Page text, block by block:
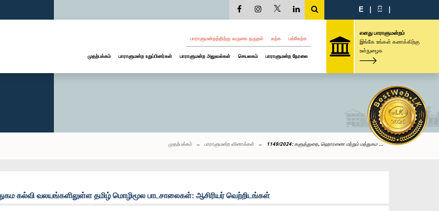
E | සි |
பாராளுமன்றத்திற்கு வருகை தருதல் கற்க பங்கேற்க
முதற்பக்கம் பாராளுமன்ற உறுப்பினர்கள் பாராளுமன்ற அலுவல்கள் செயலகம் பாராளுமன்ற நேரலை
எனது பாராளுமன்றம்
இங்கே உங்கள் கணக்கிற்கு
உள்நுழைக
முதற்பக்கம் பாராளுமன்ற வினாக்கள் 1149/2024: களுத்துறை, ஹொரணை மற்றும் மத்துகம ...
கல்வி வலயங்களிலுள்ள தமிழ் மொழிமூல பாடசாலைகள்: ஆசிரியர் வெற்றிடங்கள்